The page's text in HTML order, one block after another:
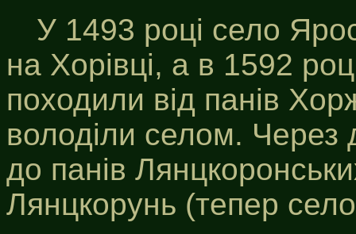
У 1493 році село
на Хорівці, а в 1592
походили від панів
володіли селом. Через
до панів
Лянцкорунь (тепер